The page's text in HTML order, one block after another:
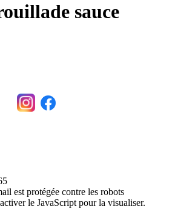
sauce
est protégée contre les robots
le JavaScript pour la visualiser.